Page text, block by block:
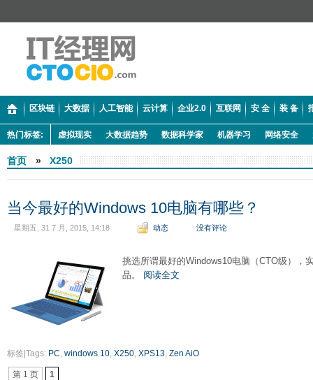
区块链 大数据 人工智能 云计算 企业2.0 互联网 安 全 装 备
热门标签: 虚拟现实 大数据趋势 数据科学家 机器学习 网络安全
首页 » X250
当今最好的Windows 10电脑有哪些？
星期五, 31 7 月, 2015, 14:18 动态 没有评论
挑选所谓最好的Windows10电脑（CTO级），
品。 阅读全文
标签|Tags: PC, windows 10, X250, XPS13, Zen AiO
第 1 页 1